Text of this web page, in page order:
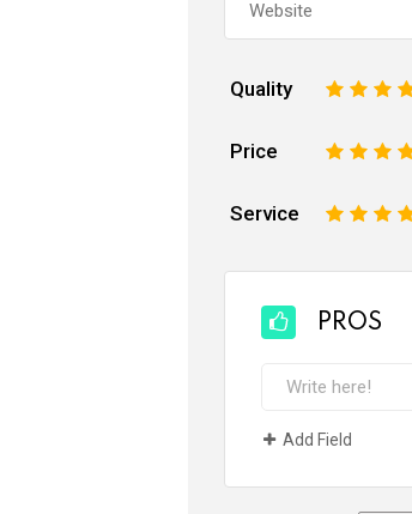
Quality 4
3
2
Price 4
3
2
Service 4
3
2
PROS
Add Field